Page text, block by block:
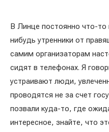
В Линце постоянно что-то
нибудь утренники от
самим организаторам
сидят в телефонах. Я
устраивают люди,
проводятся не за счет
позвали куда-то, где
интересное, знайте, что